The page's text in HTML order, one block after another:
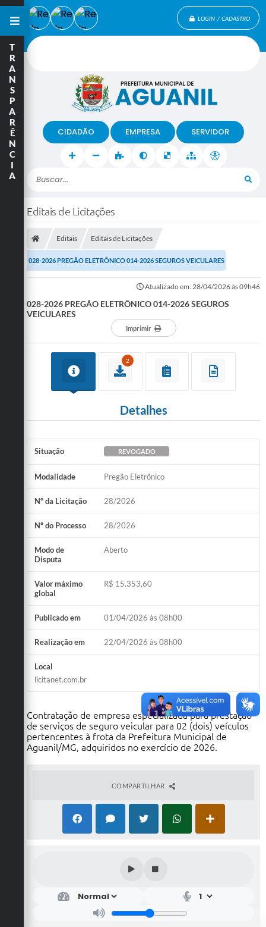
LOGIN / CADASTRO
Buscar...
CIDADÃO EMPRESA SERVIDOR
T
R
A
N
S
P
A
R
Ê
N
C
I
A
Editais de Licitações
Editais Editais de Licitações
028-2026 PREGÃO ELETRÔNICO 014-2026 SEGUROS VEICULARES
Atualizado em: 28/04/2026 às 09h46
028-2026 PREGÃO ELETRÔNICO 014-2026 SEGUROS
VEICULARES
Imprimir
2
Detalhes
Situação REVOGADO
Modalidade Pregão Eletrônico
Nº da Licitação 28/2026
Nº do Processo 28/2026
Modo de
Disputa
Aberto
Valor máximo
global
R$ 15.353,60
Publicado em 01/04/2026 às 08h00
Realização em 22/04/2026 às 08h00
Local
licitanet.com.br
Contratação de empresa especializada para prestação
de serviços de seguro veicular para 02 (dois) veículos
pertencentes à frota da Prefeitura Municipal de
Aguanil/MG, adquiridos no exercício de 2026.
COMPARTILHAR